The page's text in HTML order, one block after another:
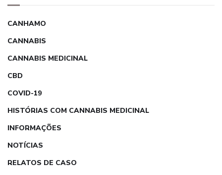
CANHAMO
CANNABIS
CANNABIS MEDICINAL
CBD
COVID-19
HISTÓRIAS COM CANNABIS MEDICINAL
INFORMAÇÕES
NOTÍCIAS
RELATOS DE CASO